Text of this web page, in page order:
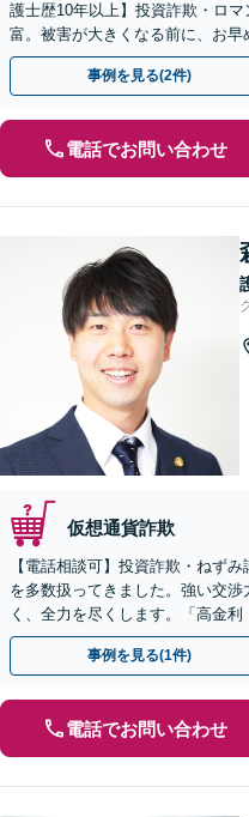
護士歴10年以上】投資詐欺・ロ
富。被害が大きくなる前に、お
ン・オンラインの対応も可能【新
事例を見る(2件)
電話でお問い合わせ
仮想通貨詐欺
【電話相談可】投資詐欺・ねず
を多数扱ってきました。強い交
く、全力を尽くします。「高金
った」等、まずはお電話ください
事例を見る(1件)
電話でお問い合わせ